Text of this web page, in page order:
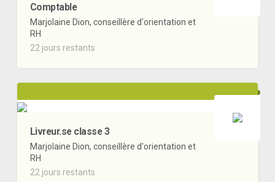
Comptable
Marjolaine Dion, conseillère d'orientation et
RH
22 jours restants
Livreur.se classe 3
Marjolaine Dion, conseillère d'orientation et
RH
22 jours restants